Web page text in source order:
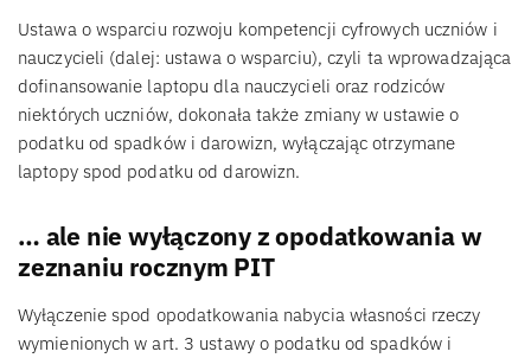
Ustawa o wsparciu rozwoju kompetencji cyfrowych uczniów i
nauczycieli (dalej: ustawa o wsparciu), czyli ta wprowadzająca
dofinansowanie laptopu dla nauczycieli oraz rodziców
niektórych uczniów, dokonała także zmiany w ustawie o
podatku od spadków i darowizn, wyłączając otrzymane
laptopy spod podatku od darowizn.
… ale nie wyłączony z opodatkowania w
zeznaniu rocznym PIT
Wyłączenie spod opodatkowania nabycia własności rzeczy
wymienionych w art. 3 ustawy o podatku od spadków i